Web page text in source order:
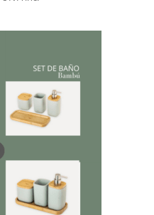
precios:
hasta
6,95 €